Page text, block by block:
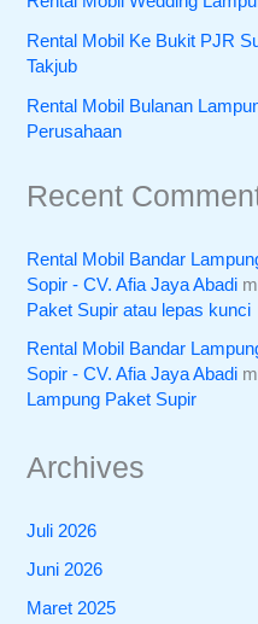
Rental Mobil Ke Bukit PJR
Takjub
Rental Mobil Bulanan
Perusahaan
Recent
Rental Mobil Bandar
Sopir - CV. Afia Jaya Abadi
Paket Supir atau lepas kunci
Rental Mobil Bandar
Sopir - CV. Afia Jaya Abadi
Lampung Paket Supir
Archives
Juli 2026
Juni 2026
Maret 2025